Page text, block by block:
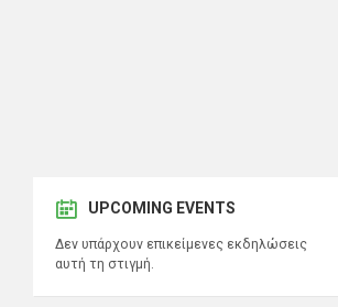
UPCOMING EVENTS
Δεν υπάρχουν επικείμενες εκδηλώσεις
αυτή τη στιγμή.